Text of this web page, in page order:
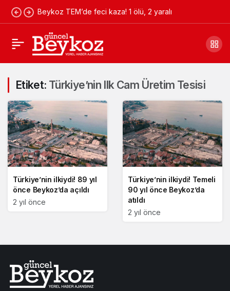
Beykoz TEM’de feci kaza! 1 ölü, 2 yaralı
Etiket: Türkiye’nin Ilk Cam Üretim Tesisi
Türkiye’nin ilkiydi! 89 yıl
önce Beykoz’da açıldı
2 yıl önce
Türkiye’nin ilkiydi! Temeli
90 yıl önce Beykoz’da
atıldı
2 yıl önce